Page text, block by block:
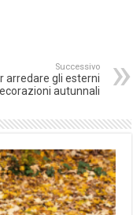
Successivo
arredare gli esterni
autunnali